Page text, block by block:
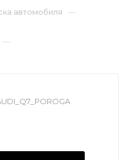
автомобиля —
—